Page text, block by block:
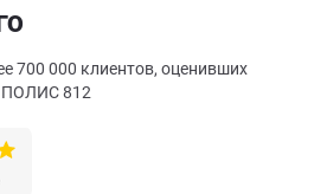
700 000 клиентов, оценивших
ПОЛИС 812